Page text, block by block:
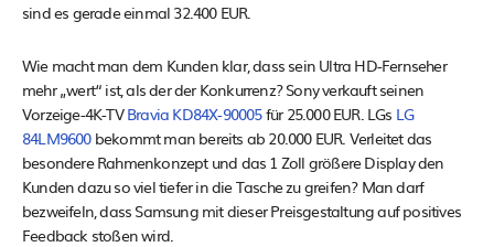
sind es gerade einmal 32.400 EUR.
Wie macht man dem Kunden klar, dass sein Ultra HD-Fernseher
mehr „wert“ ist, als der der Konkurrenz? Sony verkauft seinen
Vorzeige-4K-TVBravia KD84X-90005für 25.000 EUR. LGs LG
84LM9600bekommt man bereits ab 20.000 EUR. Verleitet das
besondere Rahmenkonzept und das 1 Zoll größere Display den
Kunden dazu so viel tiefer in die Tasche zu greifen? Man darf
bezweifeln, dass Samsung mit dieser Preisgestaltung auf positives
Feedback stoßen wird.